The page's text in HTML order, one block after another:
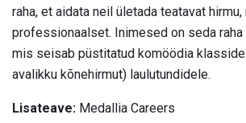
raha, et aidata neil ületada teatavat
professionaalset. Inimesed on seda raha
mis seisab püstitatud komöödia
avalikku kõnehirmut) laulutundidele.
Lisateave: Medallia Careers